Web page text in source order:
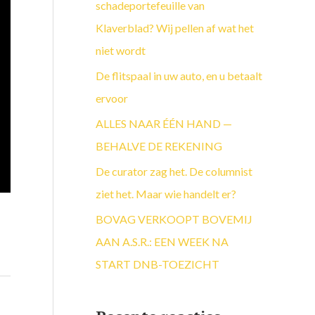
a
a
r
:
schadeportefeuille van
Klaverblad? Wij pellen af wat het
niet wordt
De flitspaal in uw auto, en u betaalt
ervoor
ALLES NAAR ÉÉN HAND —
BEHALVE DE REKENING
De curator zag het. De columnist
ziet het. Maar wie handelt er?
BOVAG VERKOOPT BOVEMIJ
AAN A.S.R.: EEN WEEK NA
START DNB-TOEZICHT